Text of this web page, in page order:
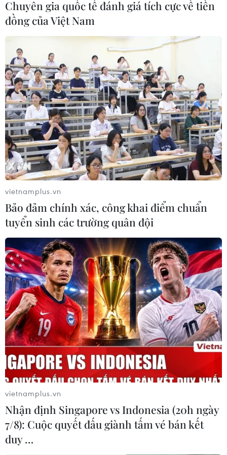
TIN LIÊN QUAN
Các địa phương tại miền Bắc sẽ
ngập đến khi nào?
08/10/2025 12:05
Sau bão số 11, nhiều địa phương ở Bắc Bộ đang ngập
lụt trên diện rộng như Thái Nguyên, Lạng Sơn, Cao
Bằng... Các địa phương này đã hứng chịu lượng mưa
lớn như thế nào và dự báo khi nào sẽ hết ngập.
Chuyên gia quốc tế đánh giá tích cực về tiền
đồng của Việt Nam
vietnamplus.vn
Bảo đảm chính xác, công khai điểm chuẩn
tuyển sinh các trường quân đội
vietnamplus.vn
Nhận định Singapore vs Indonesia (20h ngày
7/8): Cuộc quyết đấu giành tấm vé bán kết
duy …